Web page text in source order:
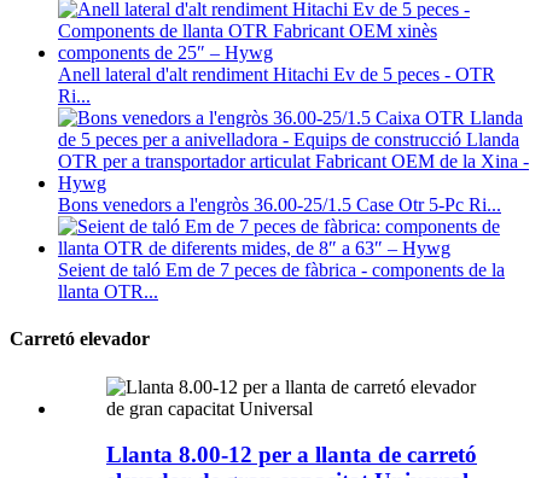
Anell lateral d'alt rendiment Hitachi Ev de 5 peces - OTR
Ri...
Bons venedors a l'engròs 36.00-25/1.5 Case Otr 5-Pc Ri...
Seient de taló Em de 7 peces de fàbrica - components de la
llanta OTR...
Carretó elevador
Llanta 8.00-12 per a llanta de carretó